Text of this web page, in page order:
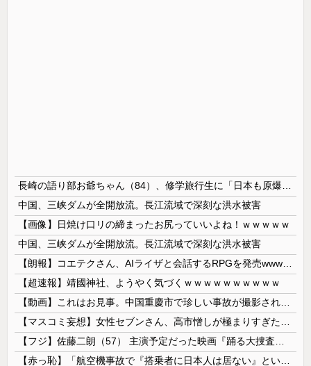
中国、三峡ダムが全開放流。長江流域で深刻な洪水被害
【画像】日焼け口リの締まったお尻っていいよね！ｗｗｗｗｗ
中国、三峡ダムが全開放流。長江流域で深刻な洪水被害
【超速報】靖國神社、ようやく気づくｗｗｗｗｗｗｗｗｗｗ